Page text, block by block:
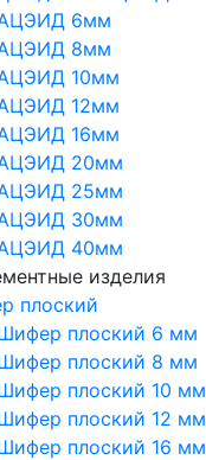
6мм
8мм
10мм
12мм
16мм
20мм
25мм
30мм
40мм
изделия
плоский
плоский 6 мм
плоский 8 мм
плоский 10 мм
плоский 12 мм
плоский 16 мм